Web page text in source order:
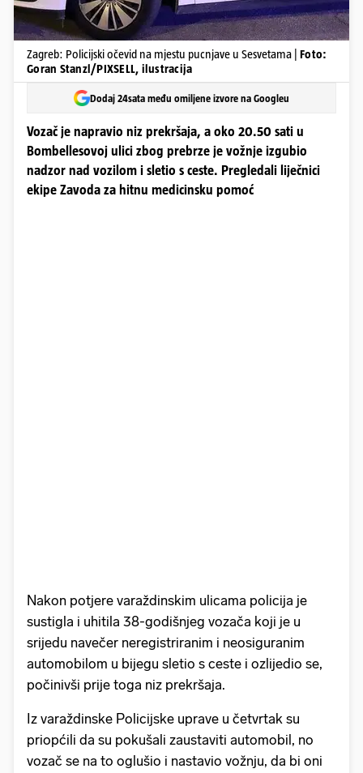
Zagreb: Policijski očevid na mjestu pucnjave u Sesvetama | Foto:
Goran Stanzl/PIXSELL, ilustracija
Dodaj 24sata među omiljene izvore na Googleu
Vozač je napravio niz prekršaja, a oko 20.50 sati u
Bombellesovoj ulici zbog prebrze je vožnje izgubio
nadzor nad vozilom i sletio s ceste. Pregledali liječnici
ekipe Zavoda za hitnu medicinsku pomoć
Nakon potjere varaždinskim ulicama policija je
sustigla i uhitila 38-godišnjeg vozača koji je u
srijedu navečer neregistriranim i neosiguranim
automobilom u bijegu sletio s ceste i ozlijedio se,
počinivši prije toga niz prekršaja.
Iz varaždinske Policijske uprave u četvrtak su
priopćili da su pokušali zaustaviti automobil, no
vozač se na to oglušio i nastavio vožnju, da bi oni